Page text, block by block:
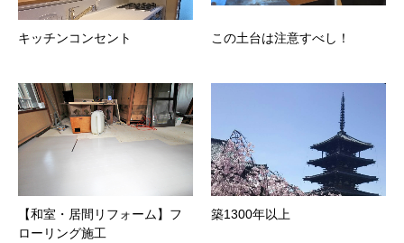
キッチンコンセント この土台は注意すべし！
【和室・居間リフォーム】フ
ローリング施工
築1300年以上